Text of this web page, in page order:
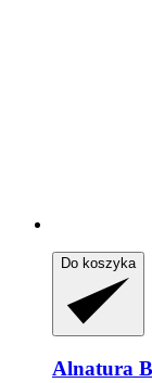
Do koszyka
Alnatura